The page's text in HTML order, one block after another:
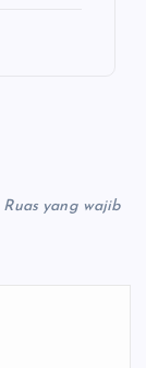
Ruas yang wajib